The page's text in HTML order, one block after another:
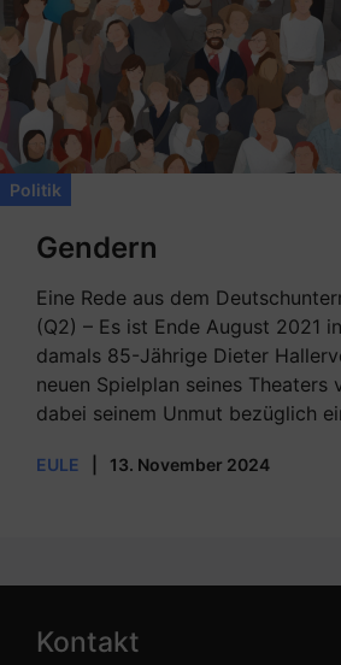
Politik
Gendern
Eine Rede aus dem
(Q2) – Es ist Ende August 2021
damals 85-Jährige Dieter
neuen Spielplan seines Theaters
dabei seinem Unmut bezüglich
EULE 13. November 2024
Kontakt